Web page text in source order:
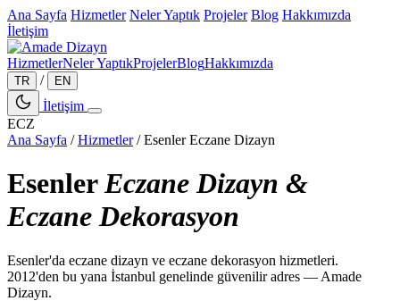
Ana Sayfa Hizmetler Neler Yaptık Projeler Blog Hakkımızda
İletişim
HizmetlerNeler YaptıkProjelerBlogHakkımızda
TR / EN
İletişim
ECZ
Ana Sayfa / Hizmetler / Esenler Eczane Dizayn
EsenlerEczane Dizayn &
Eczane Dekorasyon
Esenler'da eczane dizayn ve eczane dekorasyon hizmetleri.
2012'den bu yana İstanbul genelinde güvenilir adres — Amade
Dizayn.